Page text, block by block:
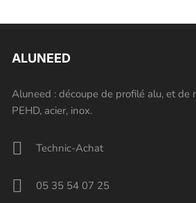
ALUNEED
Aluneed : découpe de profilé alu, et de
PEHD, acier, inox.
Technic-Achat
05 35 54 07 25